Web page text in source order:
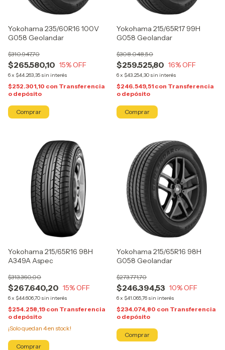
Yokohama 235/60R16 100V
G058 Geolandar
$265.580,10
$310.947,70
15% OFF
6x $44.263,35 sin interés
$252.301,10 con Transferencia
o depósito
Yokohama 215/65R17 99H
G058 Geolandar
$259.525,80
$308.048,50
16% OFF
6x $43.254,30 sin interés
$246.549,51 con Transferencia
o depósito
Yokohama 215/65R16 98H
A349A Aspec
$267.640,20
$313.360,00
15% OFF
6x $44.606,70 sin interés
$254.258,19 con Transferencia
o depósito
¡Solo quedan 4en stock!
Yokohama 215/65R16 98H
G058 Geolandar
$246.394,53
$273.771,70
10% OFF
6x $41.065,76 sin interés
$234.074,80 con Transferencia
o depósito